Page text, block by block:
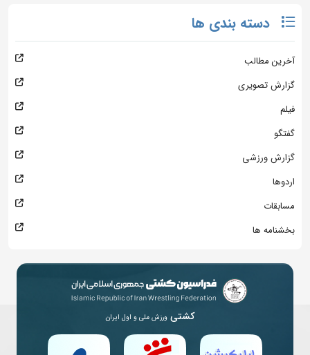
دسته بندی ها
آخرین مطالب
گزارش تصویری
فیلم
گفتگو
گزارش ورزشی
اردوها
مسابقات
بخشنامه ها
کشتی ورزش ملی و اول ایران